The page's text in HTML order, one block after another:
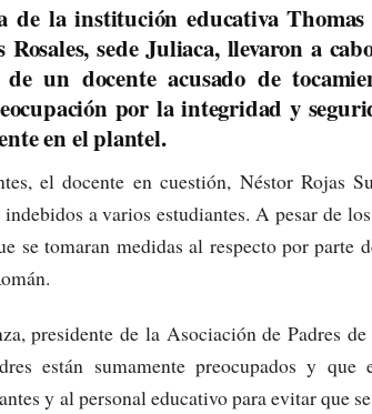
de la institución educativa
sede Juliaca, llevaron a
un docente acusado de
por la integridad y
en el plantel.
el docente en cuestión, Néstor Rojas
a varios estudiantes. A pesar de
se tomaran medidas al respecto por parte
presidente de la Asociación de Padres
están sumamente preocupados y que
y al personal educativo para evitar que